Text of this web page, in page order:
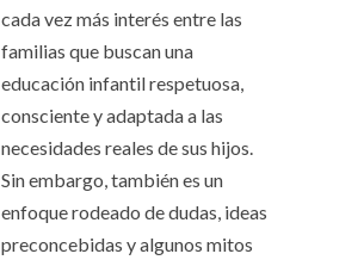
cada vez más interés entre las
familias que buscan una
educación infantil respetuosa,
consciente y adaptada a las
necesidades reales de sus hijos.
Sin embargo, también es un
enfoque rodeado de dudas, ideas
preconcebidas y algunos mitos